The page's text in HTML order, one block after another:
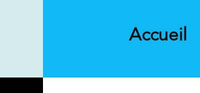
Accueil